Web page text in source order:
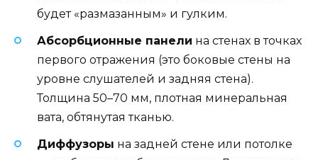
будет «размазанным» и гулким.
Абсорбционные панели на стенах в точках
первого отражения (это боковые стены на
уровне слушателей и задняя стена).
Толщина 50–70 мм, плотная минеральная
вата, обтянутая тканью.
Диффузоры на задней стене или потолке